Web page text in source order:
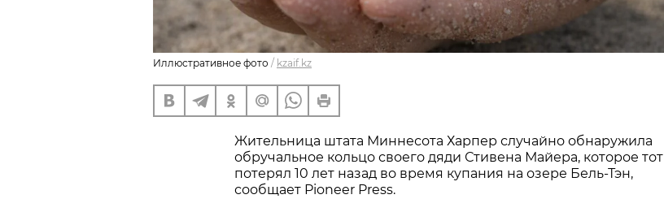
Иллюстративное фото / kzaif.kz
Жительница штата Миннесота Харпер случайно обнаружила
обручальное кольцо своего дяди Стивена Майера, которое тот
потерял 10 лет назад во время купания на озере Бель-Тэн,
сообщает Pioneer Press.